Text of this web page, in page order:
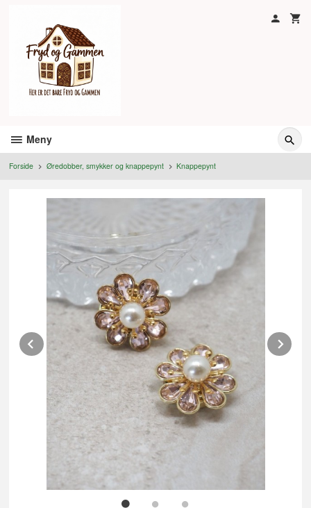
Meny
Forside Øredobber, smykker og knappepynt Knappepynt
Prev